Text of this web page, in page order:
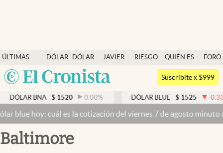
ÚLTIMAS
NOTICIAS
DÓLAR
DÓLAR
BLUE
JAVIER
RIESGO
QUIÉN ES
QUIÉN
FORO
Argentina
México
Dólar
Members
Economía y Política
Finanzas y Mercados
Mercados Online
Suscribite x $999
BNA $ 1520 0.00% DÓLAR BLUE $ 1525 -0.33%
cuál es la cotización del viernes 7 de agosto minuto a minuto
Baltimore